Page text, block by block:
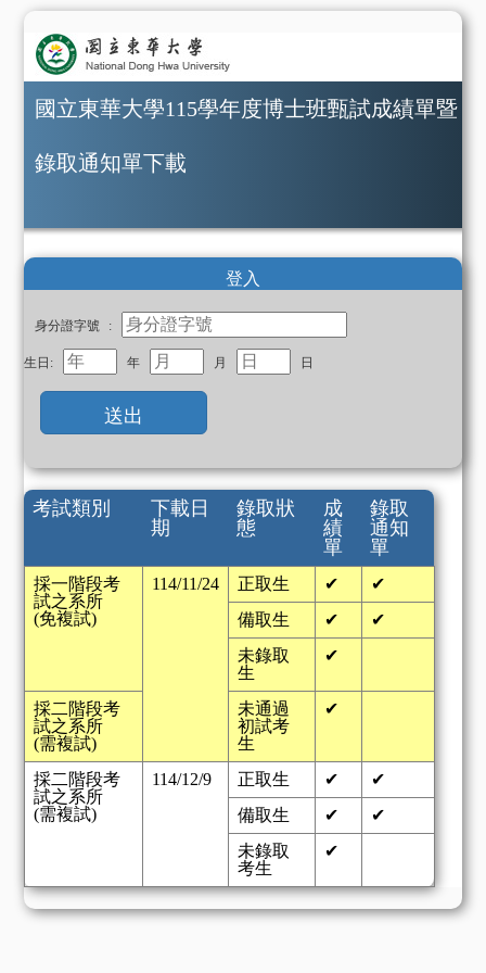
國立東華大學115學年度博士班甄試成績單暨
錄取通知單下載
登入
身分證字號 :
生日: 年 月 日
考試類別
下載日
期
錄取狀
態
成
績
單
錄取
通知
單
採一階段考
試之系所
(免複試)
114/11/24 正取生 ✔
✔
備取生
✔
✔
未錄取
生
✔
採二階段考
試之系所
(需複試)
未通過
初試考
生
✔
採二階段考
試之系所
(需複試)
114/12/9 正取生 ✔
✔
備取生
✔
✔
未錄取
考生
✔